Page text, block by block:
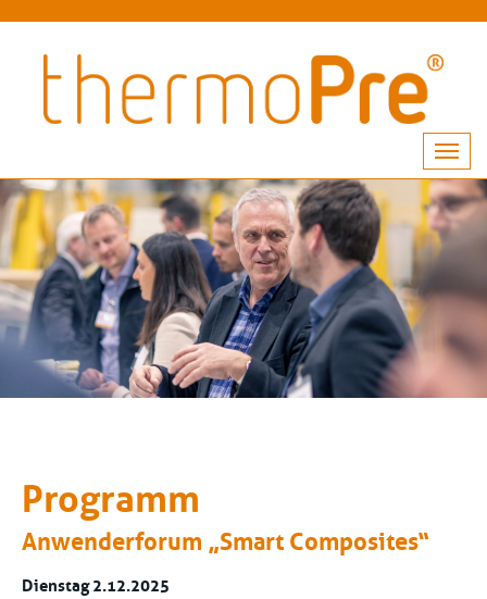
Programm
Anwenderforum „Smart Composites“
Dienstag 2.12.2025